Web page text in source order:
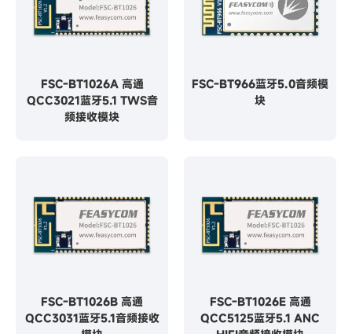
FSC-BT1026A 高通
QCC3021蓝牙5.1 TWS音
频接收模块
FSC-BT966蓝牙5.0音频模
块
FSC-BT1026B 高通
QCC3031蓝牙5.1音频接收
FSC-BT1026E 高通
QCC5125蓝牙5.1 ANC